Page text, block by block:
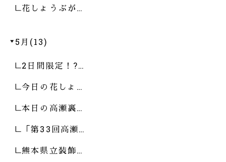
花しょうぶが…
5月(13)
2日間限定！?…
今日の花しょ…
本日の高瀬裏…
「第33回高瀬…
熊本県立装飾…